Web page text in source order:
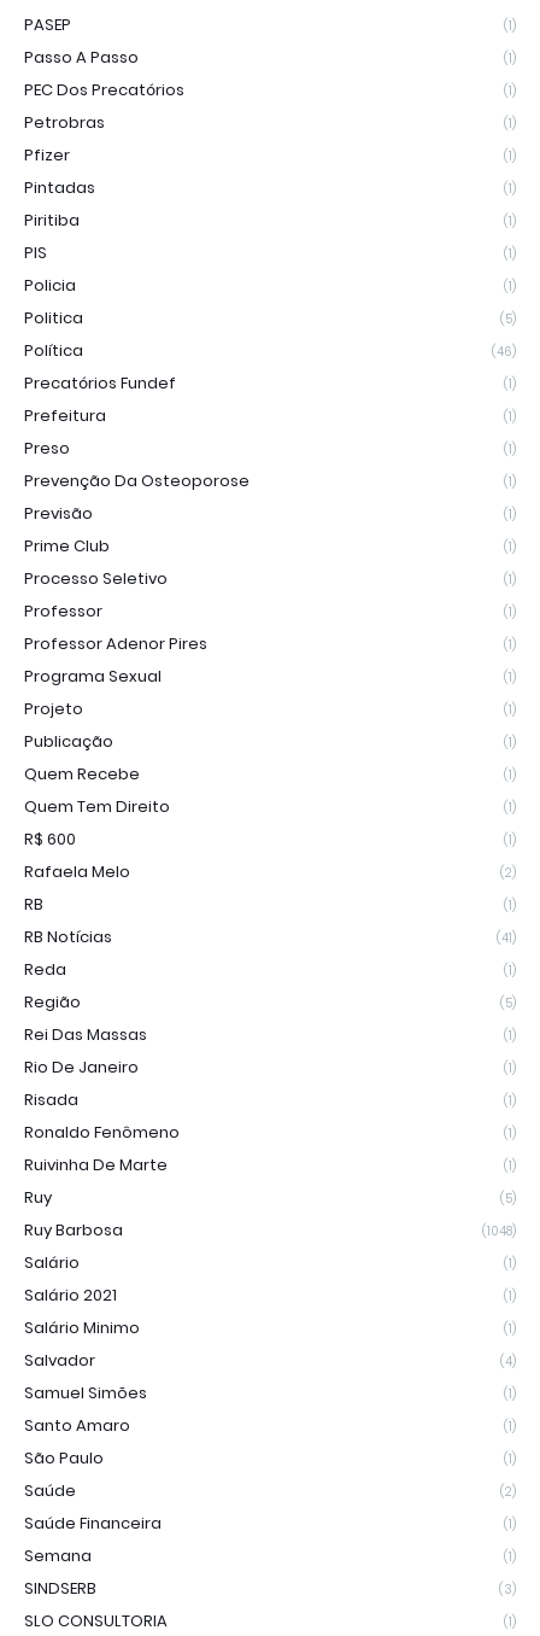
PASEP (1)
Passo A Passo (1)
PEC Dos Precatórios (1)
Petrobras (1)
Pfizer (1)
Pintadas (1)
Piritiba (1)
PIS (1)
Policia (1)
Politica (5)
Política (46)
Precatórios Fundef (1)
Prefeitura (1)
Preso (1)
Prevenção Da Osteoporose (1)
Previsão (1)
Prime Club (1)
Processo Seletivo (1)
Professor (1)
Professor Adenor Pires (1)
Programa Sexual (1)
Projeto (1)
Publicação (1)
Quem Recebe (1)
Quem Tem Direito (1)
R$ 600 (1)
Rafaela Melo (2)
RB (1)
RB Notícias (41)
Reda (1)
Região (5)
Rei Das Massas (1)
Rio De Janeiro (1)
Risada (1)
Ronaldo Fenômeno (1)
Ruivinha De Marte (1)
Ruy (5)
Ruy Barbosa (1048)
Salário (1)
Salário 2021 (1)
Salário Minimo (1)
Salvador (4)
Samuel Simões (1)
Santo Amaro (1)
São Paulo (1)
Saúde (2)
Saúde Financeira (1)
Semana (1)
SINDSERB (3)
SLO CONSULTORIA (1)